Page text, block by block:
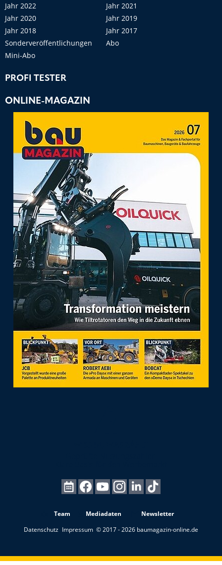
Jahr 2022
Jahr 2021
Jahr 2020
Jahr 2019
Jahr 2018
Jahr 2017
Sonderveröffentlichungen
Abo
Mini-Abo
PROFI TESTER
ONLINE-MAGAZIN
Team Mediadaten
Newsletter
Datenschutz Impressum © 2017 - 2026 baumagazin-online.de